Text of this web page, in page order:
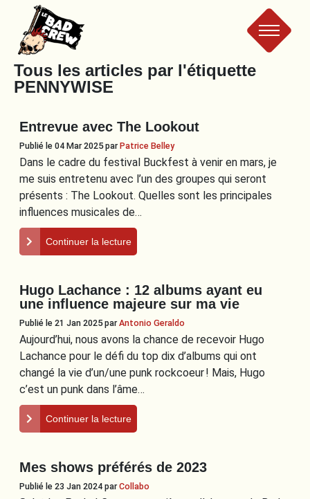
Le
Bad
Crew
Tous les articles par l'étiquette
PENNYWISE
Entrevue avec The Lookout
Publié le 04 Mar 2025parPatrice Belley
Dans le cadre du festival Buckfest à venir en mars, je
me suis entretenu avec l’un des groupes qui seront
présents : The Lookout. Quelles sont les principales
influences musicales de…
Continuer la lecture
Hugo Lachance : 12 albums ayant eu
une influence majeure sur ma vie
Publié le 21 Jan 2025parAntonio Geraldo
Aujourd’hui, nous avons la chance de recevoir Hugo
Lachance pour le défi du top dix d’albums qui ont
changé la vie d’un/une punk rockcoeur ! Mais, Hugo
c’est un punk dans l’âme…
Continuer la lecture
Mes shows préférés de 2023
Publié le 23 Jan 2024 parCollabo